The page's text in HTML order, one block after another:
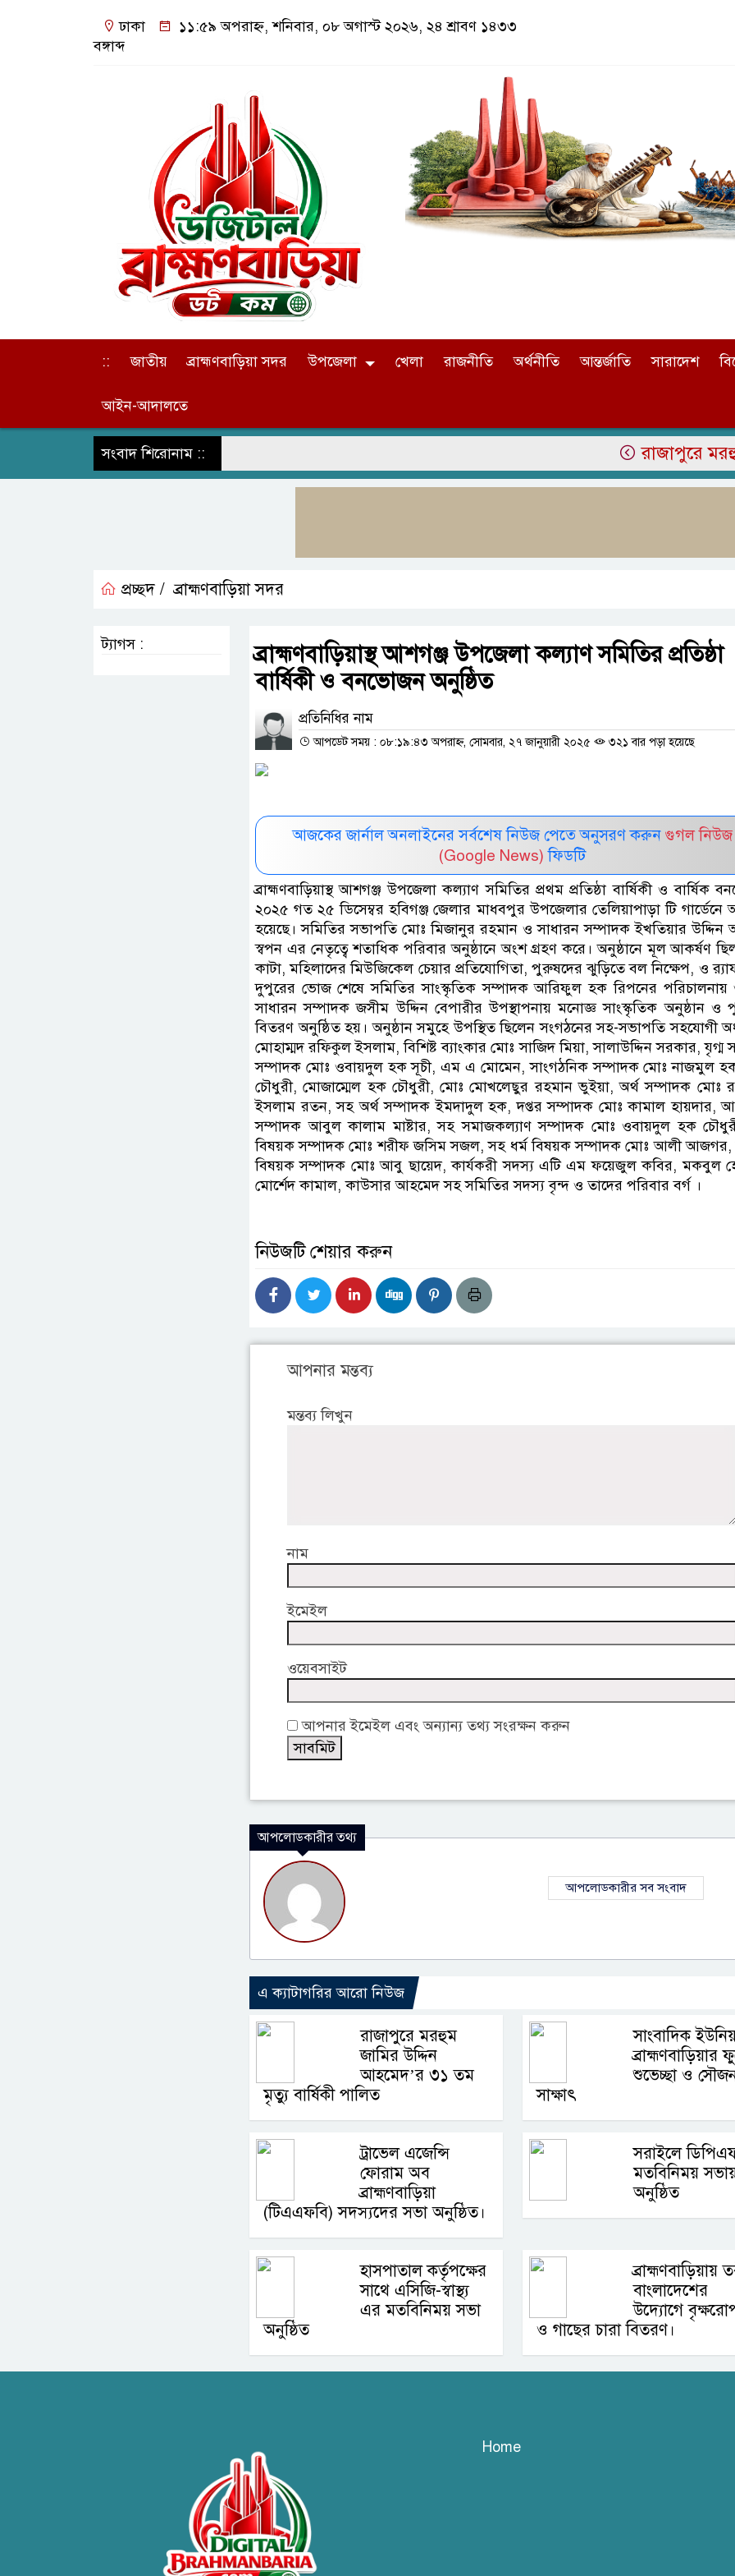
ঢাকা
১১:৫৯ অপরাহ্ন, শনিবার, ০৮ অগাস্ট ২০২৬, ২৪ শ্রাবণ ১৪৩৩
বঙ্গাব্দ
:: জাতীয় ব্রাহ্মণবাড়িয়া সদর উপজেলা খেলা রাজনীতি অর্থনীতি আন্তর্জাতি সারাদেশ
আইন-আদালতে
সংবাদ শিরোনাম :: রাজাপুরে মরহুম
প্রচ্ছদ / ব্রাহ্মণবাড়িয়া সদর
ব্রাহ্মণবাড়িয়াস্থ আশগঞ্জ উপজেলা কল্যাণ সমিতির প্রতিষ্ঠা
বার্ষিকী ও বনভোজন অনুষ্ঠিত
প্রতিনিধির নাম
আপডেট সময় : ০৮:১৯:৪৩ অপরাহ্ন, সোমবার, ২৭ জানুয়ারী ২০২৫ ৩২১ বার পড়া হয়েছে
আজকের জার্নাল অনলাইনের সর্বশেষ নিউজ পেতে অনুসরণ করুন গুগল নিউজ
(Google News) ফিডটি
ব্রাহ্মণবাড়িয়াস্থ আশগঞ্জ উপজেলা কল্যাণ সমিতির প্রথম প্রতিষ্ঠা বার্ষিকী ও বার্ষিক
২০২৫ গত ২৫ ডিসেম্বর হবিগঞ্জ জেলার মাধবপুর উপজেলার তেলিয়াপাড়া টি গার্ডেনে
হয়েছে। সমিতির সভাপতি মোঃ মিজানুর রহমান ও সাধারন সম্পাদক ইখতিয়ার উদ্দিন
স্বপন এর নেতৃত্বে শতাধিক পরিবার অনুষ্ঠানে অংশ গ্রহণ করে। অনুষ্ঠানে মূল আকর্ষণ
কাটা, মহিলাদের মিউজিকেল চেয়ার প্রতিযোগিতা, পুরুষদের ঝুড়িতে বল নিক্ষেপ, ও
দুপুরের ভোজ শেষে সমিতির সাংস্কৃতিক সম্পাদক আরিফুল হক রিপনের পরিচালনায়
সাধারন সম্পাদক জসীম উদ্দিন বেপারীর উপস্থাপনায় মনোজ্ঞ সাংস্কৃতিক অনুষ্ঠান ও
বিতরণ অনুষ্ঠিত হয়। অনুষ্ঠান সমুহে উপস্থিত ছিলেন সংগঠনের সহ-সভাপতি সহযোগী
মোহাম্মদ রফিকুল ইসলাম, বিশিষ্ট ব্যাংকার মোঃ সাজিদ মিয়া, সালাউদ্দিন সরকার, যৃগ্ম
সম্পাদক মোঃ ওবায়দুল হক সূচী, এম এ মোমেন, সাংগঠনিক সম্পাদক মোঃ নাজমুল
চৌধুরী, মোজাম্মেল হক চৌধুরী, মোঃ মোখলেছুর রহমান ভুইয়া, অর্থ সম্পাদক মোঃ
ইসলাম রতন, সহ অর্থ সম্পাদক ইমদাদুল হক, দপ্তর সম্পাদক মোঃ কামাল হায়দার,
সম্পাদক আবুল কালাম মাষ্টার, সহ সমাজকল্যাণ সম্পাদক মোঃ ওবায়দুল হক
বিষয়ক সম্পাদক মোঃ শরীফ জসিম সজল, সহ ধর্ম বিষয়ক সম্পাদক মোঃ আলী
বিষয়ক সম্পাদক মোঃ আবু ছায়েদ, কার্যকরী সদস্য এটি‌ এম ফয়েজুল কবির, মকবুল
মোর্শেদ কামাল, কা‌উসার আহমেদ সহ সমিতির সদস্য বৃন্দ ও তাদের পরিবার বর্গ ।
নিউজটি শেয়ার করুন
আপনার মন্তব্য
মন্তব্য লিখুন
নাম
ইমেইল
ওয়েবসাইট
আপনার ইমেইল এবং অন্যান্য তথ্য সংরক্ষন করুন
আপলোডকারীর তথ্য
আপলোডকারীর সব সংবাদ
এ ক্যাটাগরির আরো নিউজ
রাজাপুরে মরহুম
জামির উদ্দিন
আহমেদ’র ৩১ তম
মৃত্যু বার্ষিকী পালিত
সাংবাদিক
ব্রাহ্মণবাড়িয়ার
শুভেচ্ছা ও
সাক্ষাৎ
ট্রাভেল এজেন্সি
ফোরাম অব
ব্রাহ্মণবাড়িয়া
(টিএএফবি) সদস্যদের সভা অনুষ্ঠিত।
সরাইলে
মতবিনিময়
অনুষ্ঠিত
হাসপাতাল কর্তৃপক্ষের
সাথে এসিজি-স্বাস্থ্য
এর মতবিনিময় সভা
অনুষ্ঠিত
ব্রাহ্মণবাড়িয়ায়
বাংলাদেশের
উদ্যোগে
ও গাছের চারা বিতরণ।
ট্যাগস :
Home